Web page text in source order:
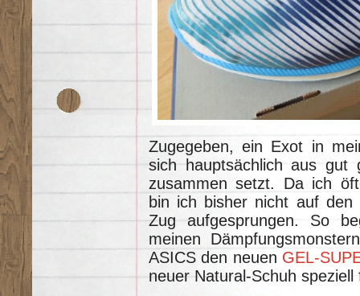
Zugegeben, ein Exot in
sich hauptsächlich aus gut
zusammen setzt. Da ich
bin ich bisher nicht auf den
Zug aufgesprungen. So
meinen
ASICS den neuen GEL-
neuer Natural-Schuh